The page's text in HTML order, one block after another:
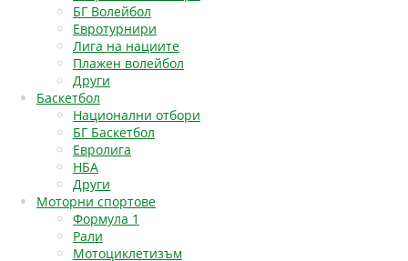
БГ Волейбол
Евротурнири
Лига на нациите
Плажен волейбол
Други
Баскетбол
Национални отбори
БГ Баскетбол
Евролига
НБА
Други
Моторни спортове
Формула 1
Рали
Мотоциклетизъм